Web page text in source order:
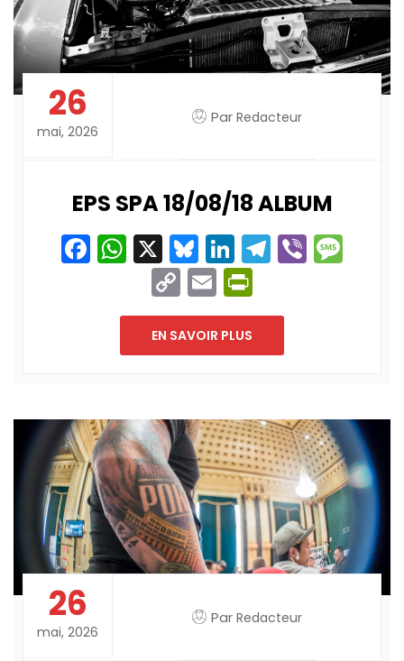
26
mai, 2026
Par Redacteur
EPS SPA 18/08/18 ALBUM
Facebook
WhatsApp
X Bluesky
LinkedIn
Telegram
Viber
Copy
Link
Email
EN SAVOIR PLUS
26
mai, 2026
Par Redacteur